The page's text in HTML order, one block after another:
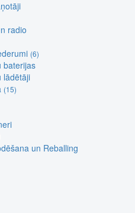
radio
(6)
baterijas
lādētāji
(15)
un Reballing